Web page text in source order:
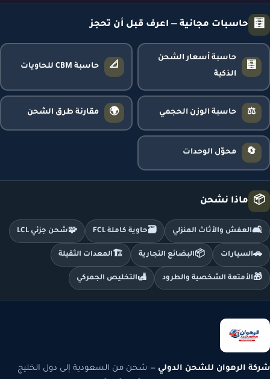
🧮 حاسبات مجانية — اعرف قبل أن تحجز
🧮
حاسبة أسعار الشحن
الذكية
📐 حاسبة CBM للحاويات
⚖️ حاسبة الوزن الحجمي 🌍 مقارنة طرق الشحن
🔄 محوّل الوحدات
📦 ماذا نشحن
🛋️العفش والأثاث المنزلي 🗃️حاوية كاملة FCL 🧩شحن جزئي LCL
🚗السيارات 📦البضائع التجارية 🏗️المعدات الثقيلة
🎁الأمتعة الشخصية والطرود 🛃التخليص الجمركي
شركة الرهوان للشحن الدولي — شحن من السعودية إلى دول الخليج